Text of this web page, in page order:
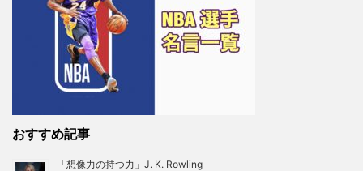
おすすめ記事
「想像力の持つ力」J. K. Rowling